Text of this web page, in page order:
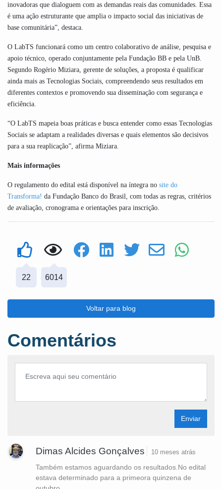
inovadoras que dialoguem com as demandas reais das comunidades. Essa
é uma ação estruturante que amplia o impacto social das iniciativas de
base comunitária”, destaca.
O LabTS funcionará como um centro colaborativo de análise, pesquisa e
apoio técnico, operado conjuntamente pela Fundação BB e pela UnB.
Segundo Rogério Miziara, gerente de soluções, a proposta é qualificar
ainda mais as Tecnologias Sociais, compreendendo seus resultados em
diferentes contextos e promovendo sua disseminação com segurança e
eficiência.
“O LabTS mapeia boas práticas e busca entender como essas Tecnologias
Sociais se adaptam a realidades diversas e quais elementos são decisivos
para a sua reaplicação”, afirma Miziara.
Mais informações
O regulamento do edital está disponível na íntegra no site do
Transforma! da Fundação Banco do Brasil, com todas as regras, critérios
de avaliação, cronograma e orientações para inscrição.
22 6014
Voltar para blog
Comentários
Enviar
Dimas Alcides Gonçalves 10 meses atrás
Também estamos aguardando os resultados.No edital
estava determinado para a primeora quinzena de